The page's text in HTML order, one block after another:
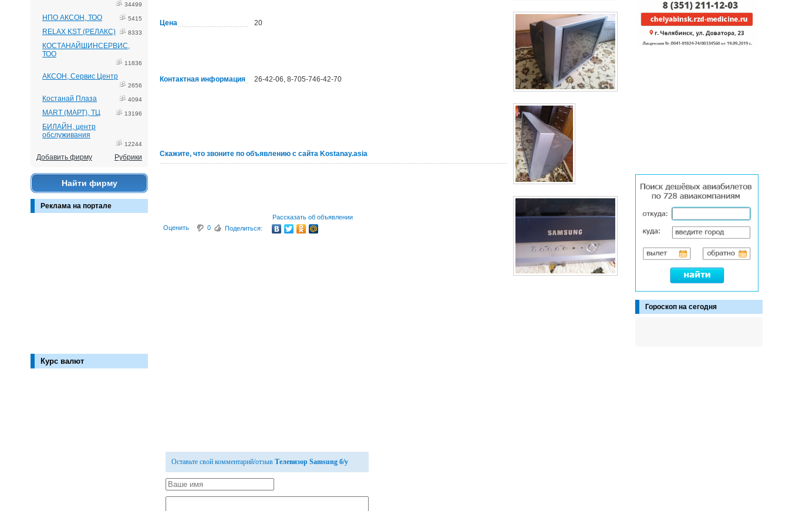
34499
НПО АКСОН, ТОО 5415
RELAX KST (РЕЛАКС) 8333
КОСТАНАЙШИНСЕРВИС,
ТОО
11836
АКСОН, Сервис Центр
2656
Костанай Плаза 4094
MART (МАРТ), ТЦ 13196
БИЛАЙН, центр
обслуживания
12244
Добавить фирму Рубрики
Найти фирму
Реклама на портале
Курс валют
Цена 20
Контактная информация 26-42-06, 8-705-746-42-70
Скажите, что звоните по объявлению с сайта Kostanay.asia
Рассказать об объявлении
Оценить
0 Поделиться:
Оставьте свой комментарий/отзыв Телевизор Samsung б/у
Гороскоп на сегодня